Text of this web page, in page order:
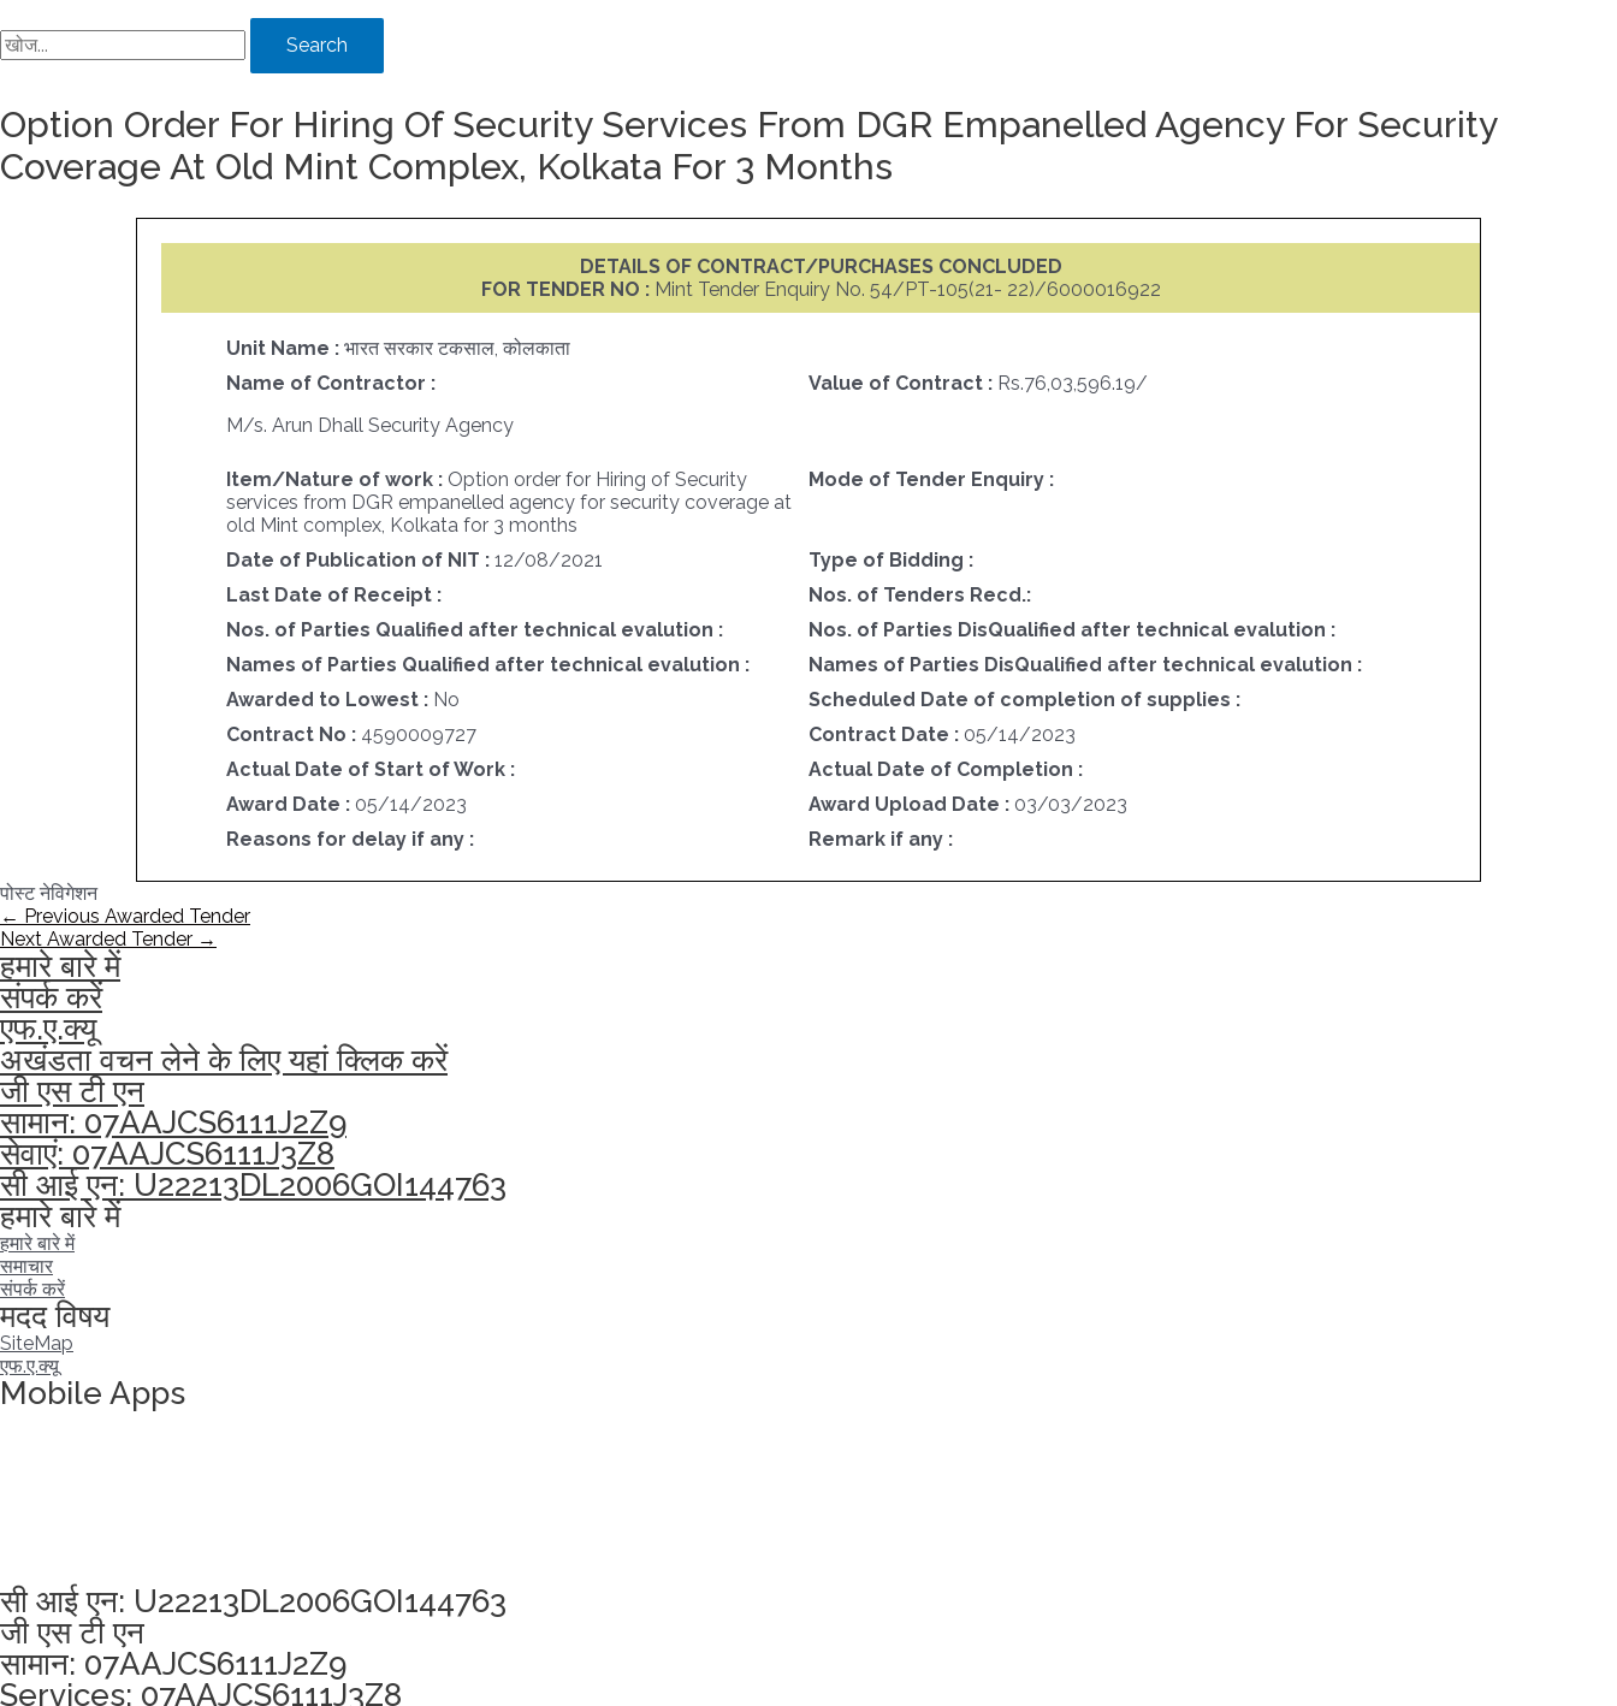
Search
Option Order For Hiring Of Security Services From DGR Empanelled Agency For Security
Coverage At Old Mint Complex, Kolkata For 3 Months
DETAILS OF CONTRACT/PURCHASES CONCLUDED
FOR TENDER NO : Mint Tender Enquiry No. 54/PT-105(21- 22)/6000016922
Unit Name :भारत सरकार टकसाल, कोलकाता
Name of Contractor :
M/s. Arun Dhall Security Agency
Value of Contract : Rs.76,03,596.19/
Item/Nature of work : Option order for Hiring of Security
services from DGR empanelled agency for security coverage at
old Mint complex, Kolkata for 3 months
Mode of Tender Enquiry :
Date of Publication of NIT :12/08/2021
Type of Bidding :
Last Date of Receipt :
Nos. of Tenders Recd.:
Nos. of Parties Qualified after technical evalution :
Nos. of Parties DisQualified after technical evalution :
Names of Parties Qualified after technical evalution :
Names of Parties DisQualified after technical evalution :
Awarded to Lowest : No
Scheduled Date of completion of supplies :
Contract No : 4590009727 Contract Date : 05/14/2023
Actual Date of Start of Work :
Actual Date of Completion :
Award Date : 05/14/2023 Award Upload Date : 03/03/2023
Reasons for delay if any :
Remark if any :
पोस्ट नेविगेशन
← Previous Awarded Tender
Next Awarded Tender →
हमारे बारे में
संपर्क करें
एफ.ए.क्यू
अखंडता वचन लेने के लिए यहां क्लिक करें
जी एस टी एन
सामान: 07AAJCS6111J2Z9
सेवाएं: 07AAJCS6111J3Z8
सी आई एन: U22213DL2006GOI144763
हमारे बारे में
हमारे बारे में
समाचार
संपर्क करें
मदद विषय
SiteMap
एफ.ए.क्यू
Mobile Apps
सी आई एन: U22213DL2006GOI144763
जी एस टी एन
सामान: 07AAJCS6111J2Z9
Services: 07AAJCS6111J3Z8